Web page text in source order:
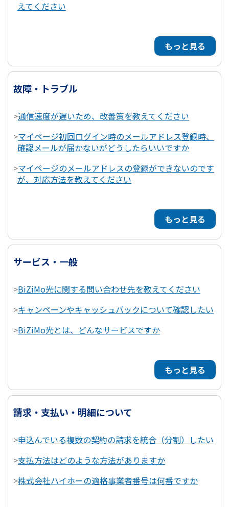
えてください
もっと見る
故障・トラブル
>通信速度が遅いため、改善策を教えてください
>マイページ初回ログイン時のメールアドレス登録時、
確認メールが届かないがどうしたらいいですか
>マイページのメールアドレスの登録ができないのです
が、対応方法を教えてください
もっと見る
サービス・一般
>BiZiMo光に関する問い合わせ先を教えてください
>キャンペーンやキャッシュバックについて確認したい
>BiZiMo光とは、どんなサービスですか
もっと見る
請求・支払い・明細について
>申込んでいる複数の契約の請求を統合（分割）したい
>支払方法はどのような方法がありますか
>株式会社ハイホーの適格事業者番号は何番ですか